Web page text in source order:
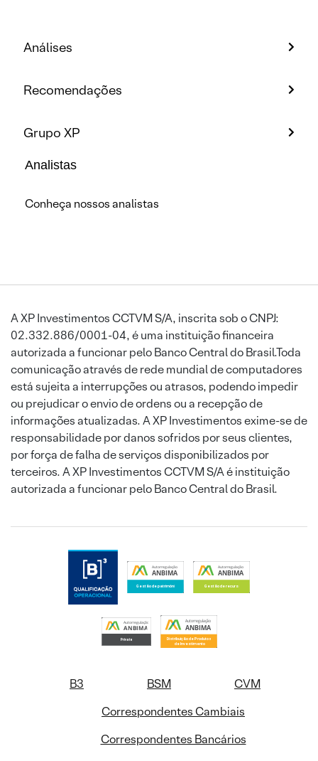
Análises
Recomendações
Grupo XP
Analistas
Conheça nossos analistas
A XP Investimentos CCTVM S/A, inscrita sob o CNPJ:
02.332.886/0001-04, é uma instituição financeira
autorizada a funcionar pelo Banco Central do Brasil.Toda
comunicação através de rede mundial de computadores
está sujeita a interrupções ou atrasos, podendo impedir
ou prejudicar o envio de ordens ou a recepção de
informações atualizadas. A XP Investimentos exime-se de
responsabilidade por danos sofridos por seus clientes,
por força de falha de serviços disponibilizados por
terceiros. A XP Investimentos CCTVM S/A é instituição
autorizada a funcionar pelo Banco Central do Brasil.
B3 BSM
CVM
Correspondentes Cambiais
Correspondentes Bancários